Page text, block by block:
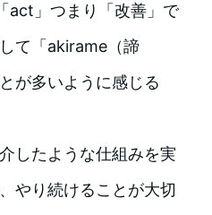
act」つまり「改善」で
て「akirame（諦
が多いように感じる
したような仕組みを実
やり続けることが大切